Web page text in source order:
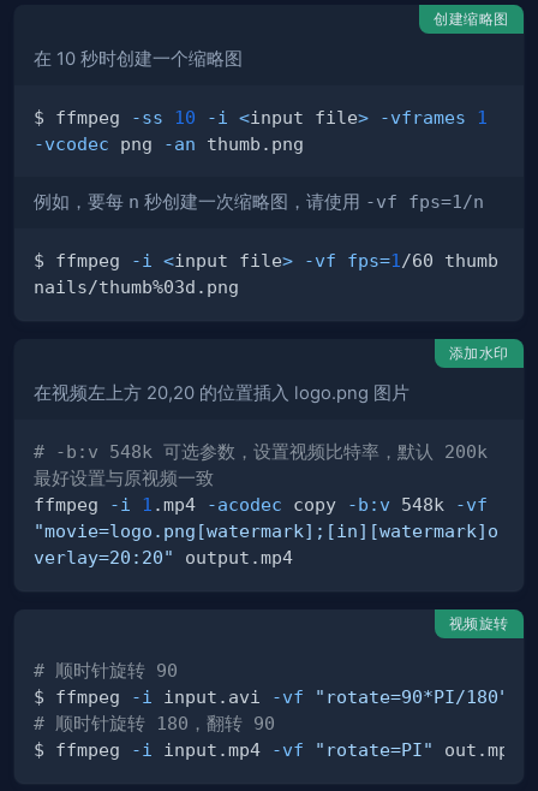
创建缩略图
在 10 秒时创建一个缩略图
$ ffmpeg -ss 10 -i <input file> -vframes
1
-vcodec png -an
例如，要每 n 秒创建一次缩略图，请使用 -vf fps=1/n
$ ffmpeg -i <input file> -vf fps=1 /60 thumb
添加水印
在视频左上方 20,20 的位置插入 logo.png 图片
# -b:v 548k 可选参数，设置视频比特率，默认 200k
最好设置与原视频一致
ffmpeg
-i 1 .mp4 -acodec copy -b:v 548k
-vf
"movie=logo.png[watermark];[in][watermark]o
verlay=20:20"
视频旋转
# 顺时针旋转 90
$ ffmpeg
-i input.avi -vf
"rotate=90*PI/180"
# 顺时针旋转 180，翻转 90
$ ffmpeg
-i input.mp4 -vf "rotate=PI"